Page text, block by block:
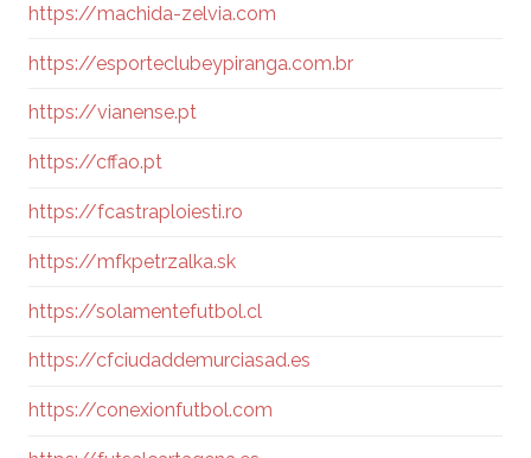
https://machida-zelvia.com
https://esporteclubeypiranga.com.br
https://vianense.pt
https://cffao.pt
https://fcastraploiesti.ro
https://mfkpetrzalka.sk
https://solamentefutbol.cl
https://cfciudaddemurciasad.es
https://conexionfutbol.com